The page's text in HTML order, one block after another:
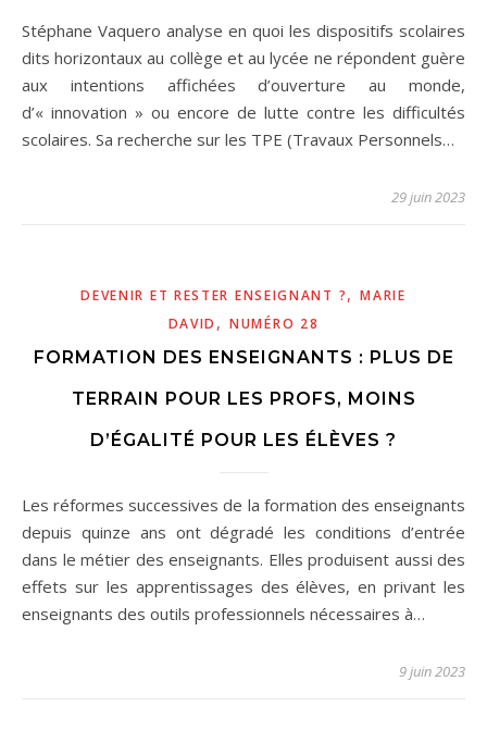
Stéphane Vaquero analyse en quoi les dispositifs scolaires
dits horizontaux au collège et au lycée ne répondent guère
aux intentions affichées d’ouverture au monde,
d’« innovation » ou encore de lutte contre les difficultés
scolaires. Sa recherche sur les TPE (Travaux Personnels…
29 juin 2023
DEVENIR ET RESTER ENSEIGNANT ?,MARIE
DAVID ,NUMÉRO 28
FORMATION DES ENSEIGNANTS : PLUS DE
TERRAIN POUR LES PROFS, MOINS
D’ÉGALITÉ POUR LES ÉLÈVES ?
Les réformes successives de la formation des enseignants
depuis quinze ans ont dégradé les conditions d’entrée
dans le métier des enseignants. Elles produisent aussi des
effets sur les apprentissages des élèves, en privant les
enseignants des outils professionnels nécessaires à…
9 juin 2023